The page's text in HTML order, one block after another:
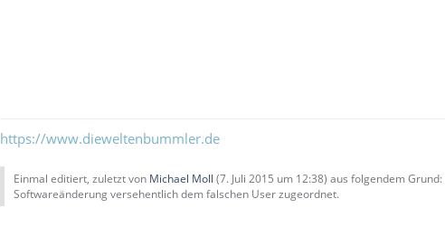
https://www.dieweltenbummler.de
Einmal editiert, zuletzt von Michael Moll (7. Juli 2015 um 12:38) aus folgendem
Softwareänderung versehentlich dem falschen User zugeordnet.